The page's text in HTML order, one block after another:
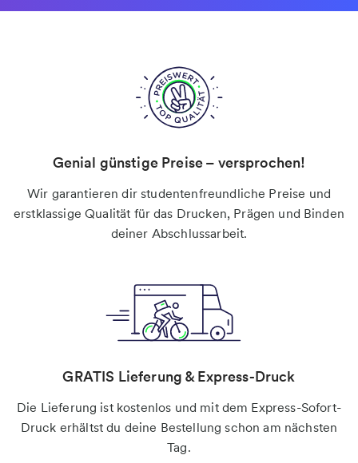
Genial günstige Preise – versprochen!
Wir garantieren dir studentenfreundliche Preise und
erstklassige Qualität für das Drucken, Prägen und Binden
deiner Abschlussarbeit.
GRATIS Lieferung & Express-Druck
Die Lieferung ist kostenlos und mit dem Express-Sofort-
Druck erhältst du deine Bestellung schon am nächsten
Tag.